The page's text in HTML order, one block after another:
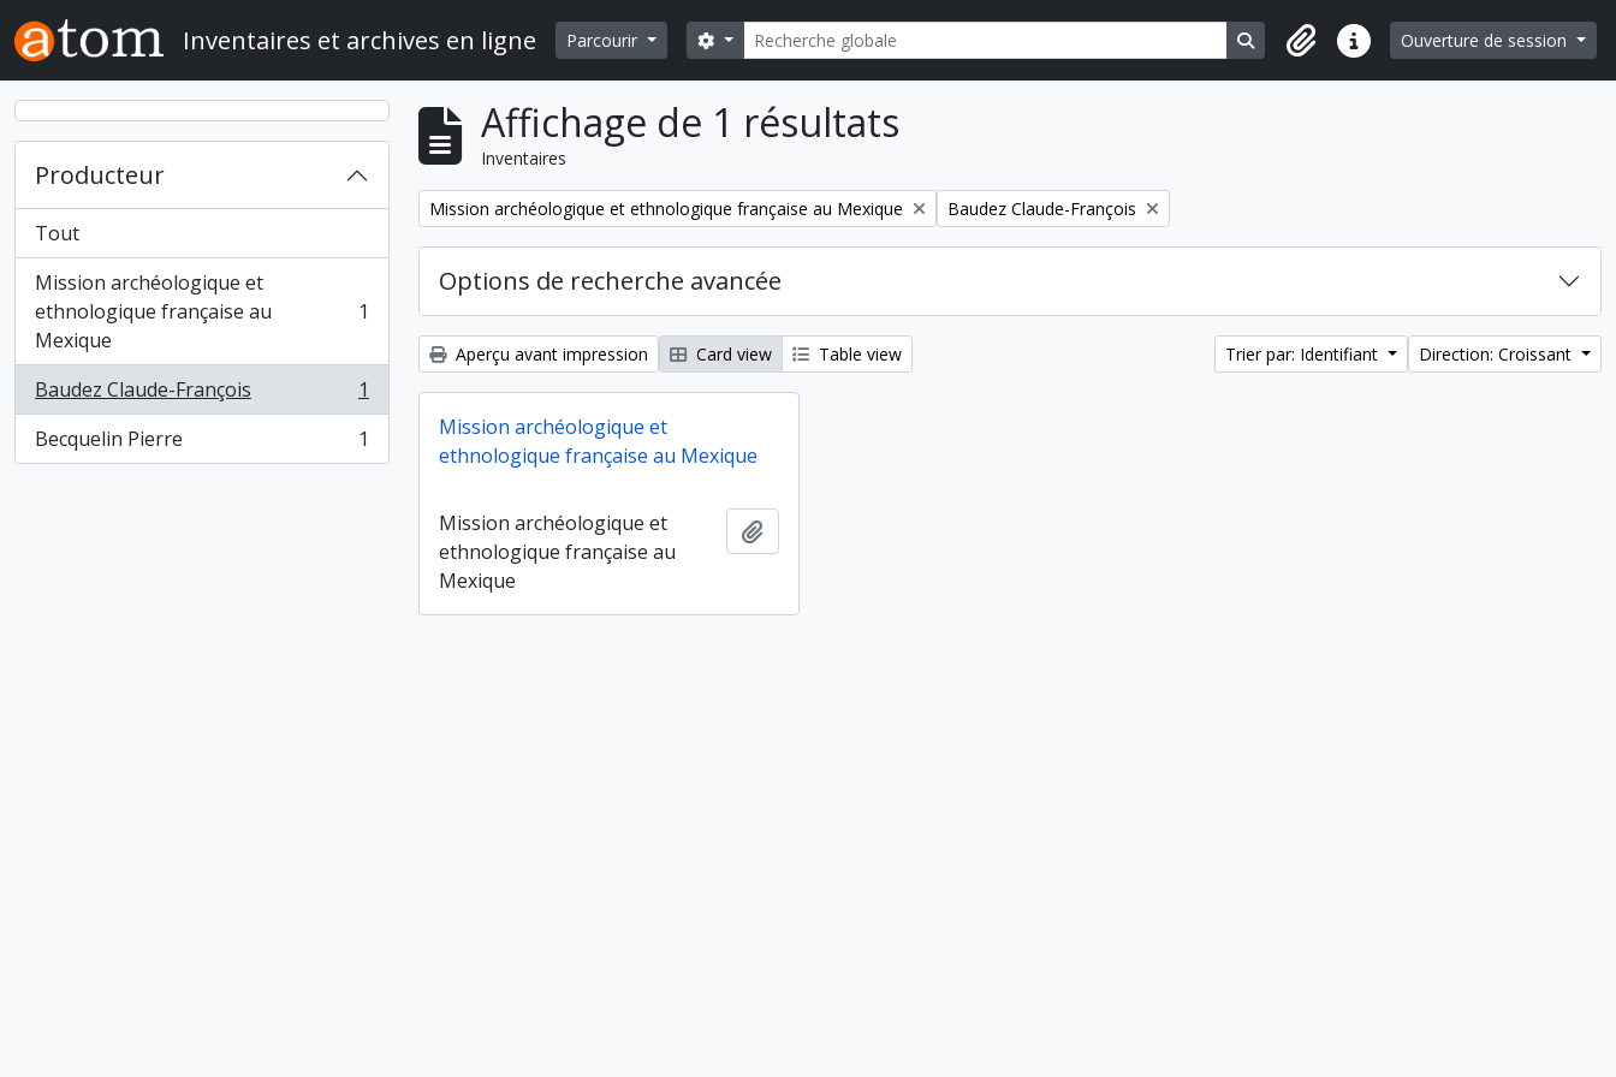
Skip to main content
Inventaires et archives en ligne Parcourir Rechercher
Search options Search in browse page
Liens rapidesOuverture de session
Producteur
Tout
Mission archéologique et
ethnologique française au
Mexique
, 1 résultats 1
Baudez Claude-François
, 1 résultats
1
Becquelin Pierre
, 1 résultats 1
Affichage de 1 résultats
Inventaires
Remove filter:
Mission archéologique et ethnologique française au Mexique Remove filter:
Baudez Claude-François
Options de recherche avancée
Aperçu avant impression Card view Table view Trier par: Identifiant Direction: Croissant
Mission archéologique et
ethnologique française au Mexique
Mission archéologique et
ethnologique française au
Mexique